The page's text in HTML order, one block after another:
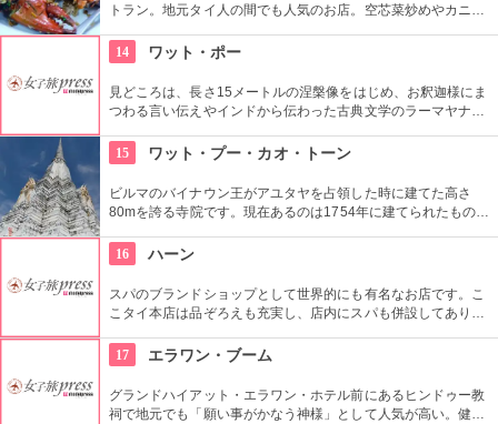
トラン。地元タイ人の間でも人気のお店。空芯菜炒めやカニの
14
ワット・ポー
見どころは、長さ15メートルの涅槃像をはじめ、お釈迦様にま
つわる言い伝えやインドから伝わった古典文学のラーマヤナな
の総本山・タイ初の大学・バンコク最古寺、いくつもの顔を持
つ。ワットポー内には敷地内に２か所あるタイ古式マッサージ
場があり、マッサージを受けることができるのでおすすめ。
15 ワット・プー・カオ・トーン
ビルマのバイナウン王がアユタヤを占領した時に建てた高さ
80mを誇る寺院です。現在あるのは1754年に建てられたもの
名前の由来です。仏塔は階段で上に上れて、頂上からはアユタ
ヤの街が一望できます。
16 ハーン
スパのブランドショップとして世界的にも有名なお店です。こ
こタイ本店は品ぞろえも充実し、店内にスパも併設してあり、
17
エラワン・ブーム
グランドハイアット・エラワン・ホテル前にあるヒンドゥー教
祠で地元でも「願い事がかなう神様」として人気が高い。健康